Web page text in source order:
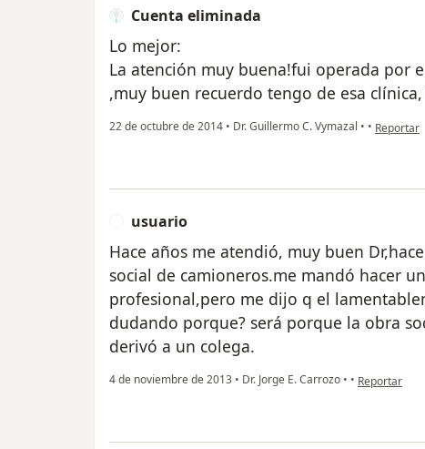
Cuenta eliminada
Lo mejor:
La atención muy buena!fui operada por
,muy buen recuerdo tengo de esa
22 de octubre de 2014 • Dr. Guillermo C. Vymazal • • en
Reportar
usuario
Hace años me atendió, muy buen
social de camioneros.me mandó hacer
profesional,pero me dijo q el
dudando porque? será porque la obra
derivó a un colega.
4 de noviembre de 2013 • Dr. Jorge E. Carrozo • • en opinión
Reportar